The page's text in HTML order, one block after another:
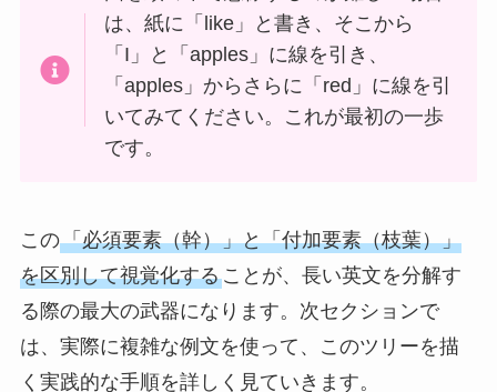
は、紙に「like」と書き、そこから
「I」と「apples」に線を引き、
「apples」からさらに「red」に線を引
いてみてください。これが最初の一歩
です。
この「必須要素（幹）」と「付加要素（枝葉）」
を区別して視覚化することが、長い英文を分解す
る際の最大の武器になります。次セクションで
は、実際に複雑な例文を使って、このツリーを描
く実践的な手順を詳しく見ていきます。